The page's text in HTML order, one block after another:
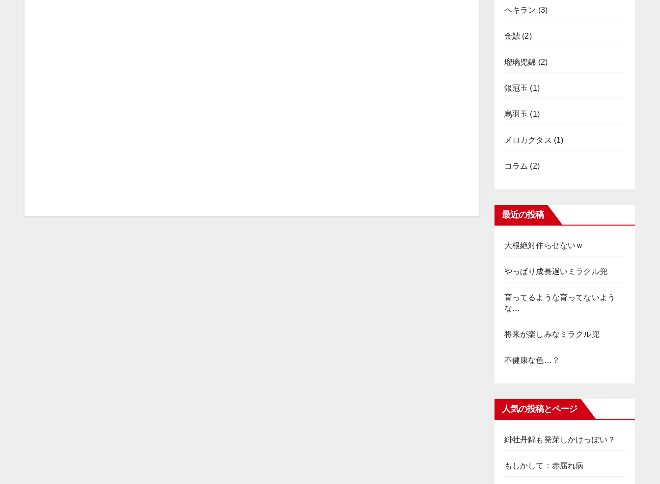
ヘキラン (3)
金鯱(2)
瑠璃兜錦 (2)
銀冠玉 (1)
烏羽玉 (1)
メロカクタス (1)
コラム (2)
最近の投稿
大根絶対作らせないｗ
やっぱり成長遅いミラクル兜
育ってるような育ってないよう
な…
将来が楽しみなミラクル兜
不健康な色…？
人気の投稿とページ
緋牡丹錦も発芽しかけっぽい？
もしかして：赤腐れ病